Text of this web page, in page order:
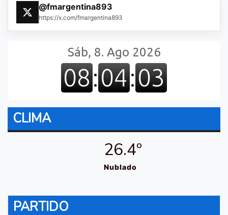
@fmargentina893
https://x.com/fmargentina893
CLIMA
26.4º
Nublado
PARTIDO